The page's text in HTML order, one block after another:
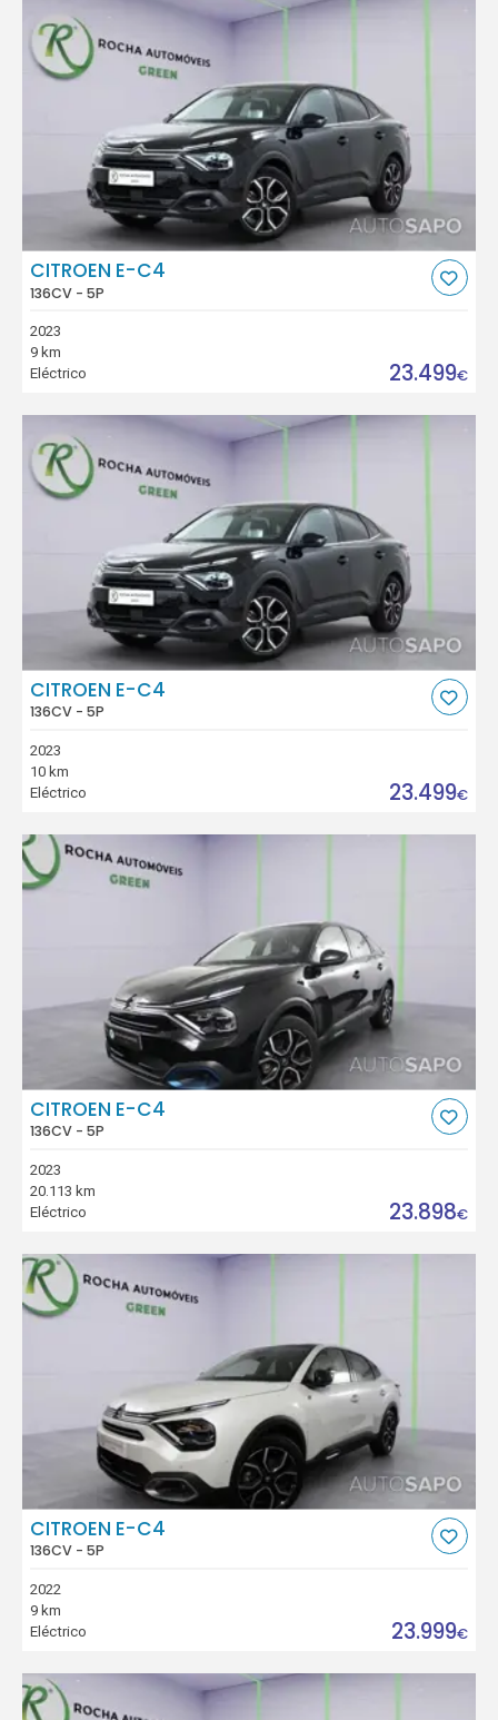
CITROEN E-C4
136CV - 5P
2023
9 km
Eléctrico
23.499€
CITROEN E-C4
136CV - 5P
2023
10 km
Eléctrico
23.499€
CITROEN E-C4
136CV - 5P
2023
20.113 km
Eléctrico
23.898€
CITROEN E-C4
136CV - 5P
2022
9 km
Eléctrico
23.999€